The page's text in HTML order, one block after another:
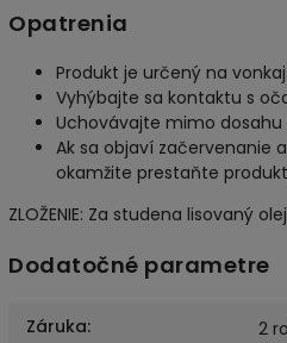
Opatrenia
Produkt je určený na
Vyhýbajte sa kontaktu s
Uchovávajte mimo dosahu
Ak sa objaví začervenanie
okamžite prestaňte
ZLOŽENIE: Za studena lisovaný
Dodatočné parametre
Záruka:
2